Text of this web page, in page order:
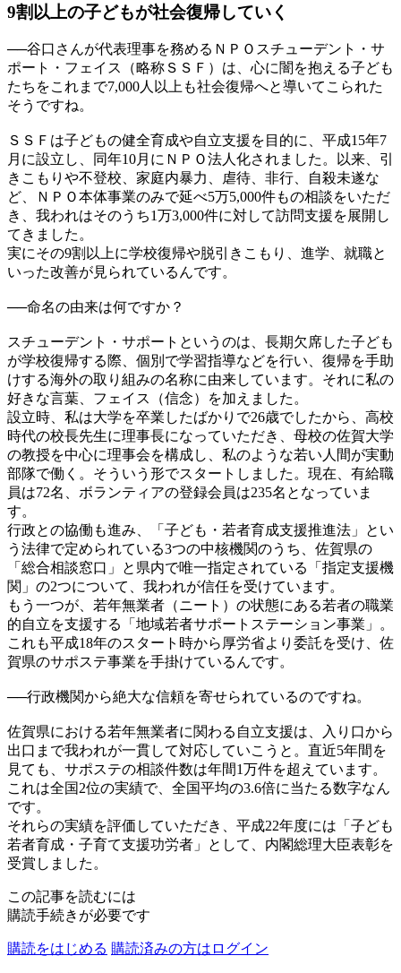
9割以上の子どもが社会復帰していく
──谷口さんが代表理事を務めるＮＰＯスチューデント・サ
ポート・フェイス（略称ＳＳＦ）は、心に闇を抱える子ども
たちをこれまで7,000人以上も社会復帰へと導いてこられた
そうですね。
ＳＳＦは子どもの健全育成や自立支援を目的に、平成15年7
月に設立し、同年10月にＮＰＯ法人化されました。以来、引
きこもりや不登校、家庭内暴力、虐待、非行、自殺未遂な
ど、ＮＰＯ本体事業のみで延べ5万5,000件もの相談をいただ
き、我われはそのうち1万3,000件に対して訪問支援を展開し
てきました。
実にその9割以上に学校復帰や脱引きこもり、進学、就職と
いった改善が見られているんです。
──命名の由来は何ですか？
スチューデント・サポートというのは、長期欠席した子ども
が学校復帰する際、個別で学習指導などを行い、復帰を手助
けする海外の取り組みの名称に由来しています。それに私の
好きな言葉、フェイス（信念）を加えました。
設立時、私は大学を卒業したばかりで26歳でしたから、高校
時代の校長先生に理事長になっていただき、母校の佐賀大学
の教授を中心に理事会を構成し、私のような若い人間が実動
部隊で働く。そういう形でスタートしました。現在、有給職
員は72名、ボランティアの登録会員は235名となっていま
す。
行政との協働も進み、「子ども・若者育成支援推進法」とい
う法律で定められている3つの中核機関のうち、佐賀県の
「総合相談窓口」と県内で唯一指定されている「指定支援機
関」の2つについて、我われが信任を受けています。
もう一つが、若年無業者（ニート）の状態にある若者の職業
的自立を支援する「地域若者サポートステーション事業」。
これも平成18年のスタート時から厚労省より委託を受け、佐
賀県のサポステ事業を手掛けているんです。
──行政機関から絶大な信頼を寄せられているのですね。
佐賀県における若年無業者に関わる自立支援は、入り口から
出口まで我われが一貫して対応していこうと。直近5年間を
見ても、サポステの相談件数は年間1万件を超えています。
これは全国2位の実績で、全国平均の3.6倍に当たる数字なん
です。
それらの実績を評価していただき、平成22年度には「子ども
若者育成・子育て支援功労者」として、内閣総理大臣表彰を
受賞しました。
この記事を読むには
購読手続きが必要です
購読をはじめる 購読済みの方はログイン